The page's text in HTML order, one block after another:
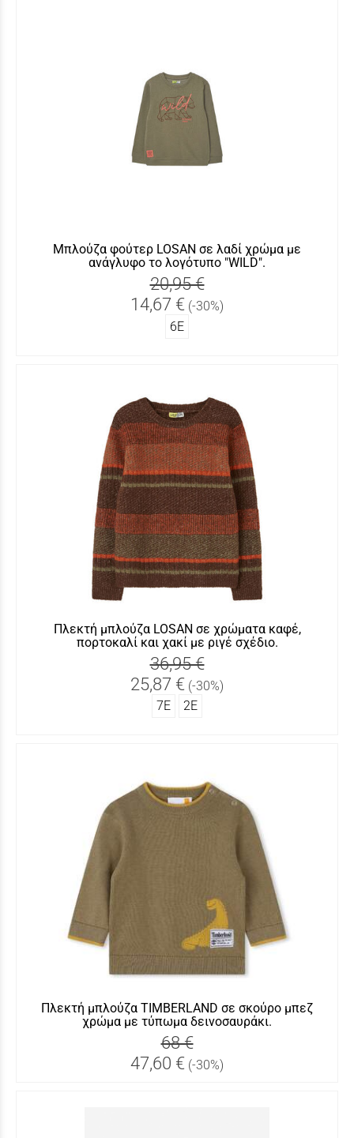
Μπλούζα φούτερ LOSAN σε λαδί χρώμα με
ανάγλυφο το λογότυπο "WILD".
20,95 €
14,67 € (-30%)
6Ε
Πλεκτή μπλούζα LOSAN σε χρώματα καφέ,
πορτοκαλί και χακί με ριγέ σχέδιο.
36,95 €
25,87 € (-30%)
7Ε
2Ε
Πλεκτή μπλούζα TIMBERLAND σε σκούρο μπεζ
χρώμα με τύπωμα δεινοσαυράκι.
68 €
47,60 € (-30%)